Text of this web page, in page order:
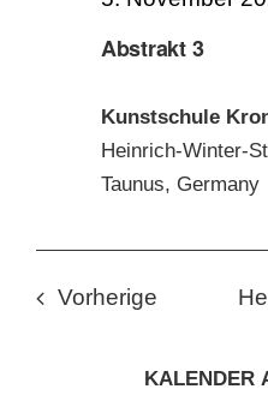
Abstrakt 3
Kunstschule
Heinrich-Winter-
Taunus, Germany
Vorherige
KALENDER